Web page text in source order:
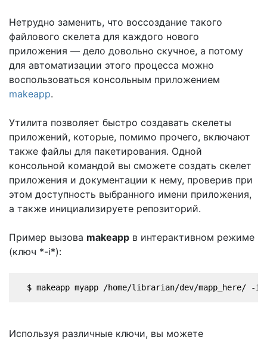
Нетрудно заменить, что воссоздание такого
файлового скелета для каждого нового
приложения — дело довольно скучное, а потому
для автоматизации этого процесса можно
воспользоваться консольным приложением
makeapp.
Утилита позволяет быстро создавать скелеты
приложений, которые, помимо прочего, включают
также файлы для пакетирования. Одной
консольной командой вы сможете создать скелет
приложения и документации к нему, проверив при
этом доступность выбранного имени приложения,
а также инициализируете репозиторий.
Пример вызова makeapp в интерактивном режиме
(ключ *-i*):
$ makeapp myapp /home/librarian/dev/mapp_here/ -i
Используя различные ключи, вы можете